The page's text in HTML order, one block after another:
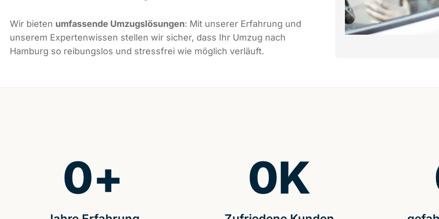
Wir bieten umfassende Umzugslösungen: Mit unserer Erfahrung und
unserem Expertenwissen stellen wir sicher, dass Ihr Umzug nach
Hamburg so reibungslos und stressfrei wie möglich verläuft.
0+ 0K